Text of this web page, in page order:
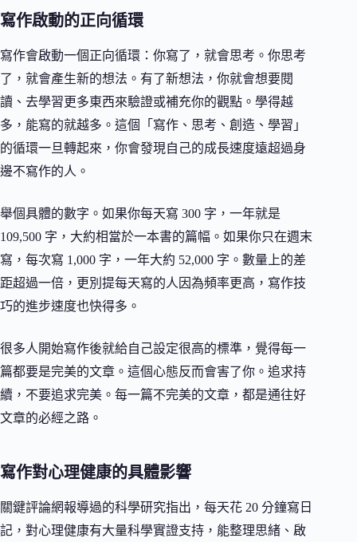
寫作啟動的正向循環
寫作會啟動一個正向循環：你寫了，就會思考。你思考
了，就會產生新的想法。有了新想法，你就會想要閱
讀、去學習更多東西來驗證或補充你的觀點。學得越
多，能寫的就越多。這個「寫作、思考、創造、學習」
的循環一旦轉起來，你會發現自己的成長速度遠超過身
邊不寫作的人。
舉個具體的數字。如果你每天寫 300 字，一年就是
109,500 字，大約相當於一本書的篇幅。如果你只在週末
寫，每次寫 1,000 字，一年大約 52,000 字。數量上的差
距超過一倍，更別提每天寫的人因為頻率更高，寫作技
巧的進步速度也快得多。
很多人開始寫作後就給自己設定很高的標準，覺得每一
篇都要是完美的文章。這個心態反而會害了你。追求持
續，不要追求完美。每一篇不完美的文章，都是通往好
文章的必經之路。
寫作對心理健康的具體影響
關鍵評論網報導過的科學研究指出，每天花 20 分鐘寫日
記，對心理健康有大量科學實證支持，能整理思緒、啟